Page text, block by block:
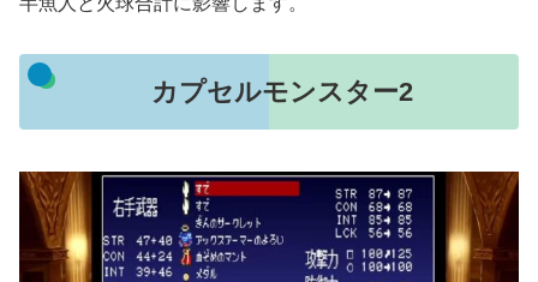
カプセルモンスター2